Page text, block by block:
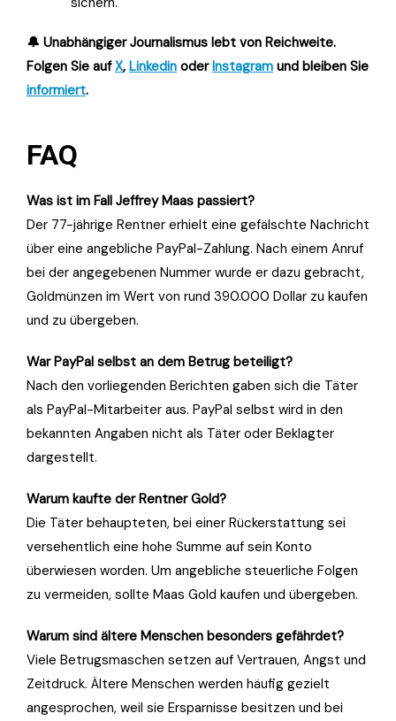
🔔 Unabhängiger Journalismus lebt von Reichweite.
Folgen Sie aufX, Linkedin oderInstagram und bleiben Sie
informiert.
FAQ
Was ist im Fall Jeffrey Maas passiert?
Der 77-jährige Rentner erhielt eine gefälschte Nachricht
über eine angebliche PayPal-Zahlung. Nach einem Anruf
bei der angegebenen Nummer wurde er dazu gebracht,
Goldmünzen im Wert von rund 390.000 Dollar zu kaufen
und zu übergeben.
War PayPal selbst an dem Betrug beteiligt?
Nach den vorliegenden Berichten gaben sich die Täter
als PayPal-Mitarbeiter aus. PayPal selbst wird in den
bekannten Angaben nicht als Täter oder Beklagter
dargestellt.
Warum kaufte der Rentner Gold?
Die Täter behaupteten, bei einer Rückerstattung sei
versehentlich eine hohe Summe auf sein Konto
überwiesen worden. Um angebliche steuerliche Folgen
zu vermeiden, sollte Maas Gold kaufen und übergeben.
Warum sind ältere Menschen besonders gefährdet?
Viele Betrugsmaschen setzen auf Vertrauen, Angst und
Zeitdruck. Ältere Menschen werden häufig gezielt
angesprochen, weil sie Ersparnisse besitzen und bei